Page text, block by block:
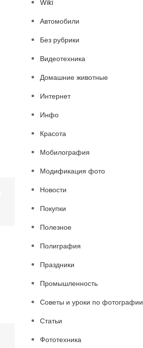
Wiki
Автомобили
Без рубрики
Видеотехника
Домашние животные
Интернет
Инфо
Красота
Мобилография
Модификация фото
Новости
Покупки
Полезное
Полиграфия
Праздники
Промышленность
Советы и уроки по фотографии
Статьи
Фототехника